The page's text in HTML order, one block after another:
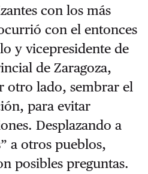
con los más
con el entonces
y vicepresidente de
de Zaragoza,
otro lado, sembrar el
para evitar
Desplazando a
a otros pueblos,
posibles preguntas.